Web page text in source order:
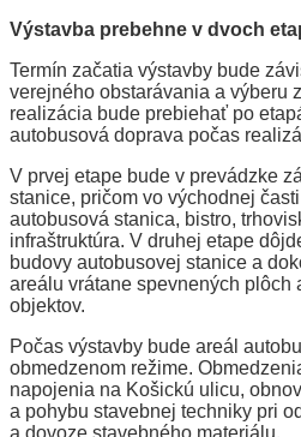
Výstavba prebehne v dvoch
Termín začatia výstavby bude
verejného obstarávania a výberu
realizácia bude prebiehať po
autobusová doprava počas
V prvej etape bude v prevádzke
stanice, pričom vo východnej
autobusová stanica, bistro,
infraštruktúra. V druhej etape
budovy autobusovej stanice a
areálu vrátane spevnených plôch
objektov.
Počas výstavby bude areál
obmedzenom režime.
napojenia na Košickú ulicu,
a pohybu stavebnej techniky pri
a dovoze stavebného materiálu.